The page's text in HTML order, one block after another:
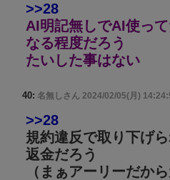
>>28
AI明記無しでAI使っ
なる程度だろう
たいした事はない
40: 名無しさん 2024/02/05(月)
>>28
規約違反で取り下げ
返金だろう
（まぁアーリーだか